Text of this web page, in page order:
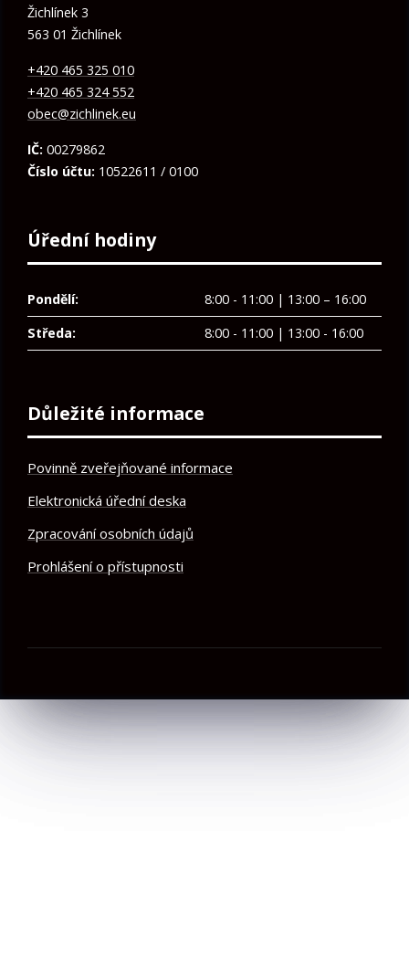
Žichlínek 3
563 01 Žichlínek
+420 465 325 010
+420 465 324 552
obec@zichlinek.eu
IČ: 00279862
Číslo účtu: 10522611 / 0100
Úřední hodiny
Pondělí:
8:00 - 11:00 | 13:00 – 16:00
Středa:
8:00 - 11:00 | 13:00 - 16:00
Důležité informace
Povinně zveřejňované informace
Elektronická úřední deska
Zpracování osobních údajů
Prohlášení o přístupnosti